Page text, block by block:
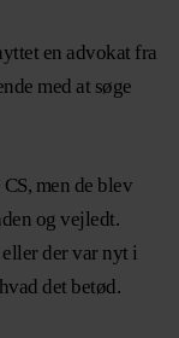
en advokat fra
med at søge
men de blev
og vejledt.
der var nyt i
det betød.